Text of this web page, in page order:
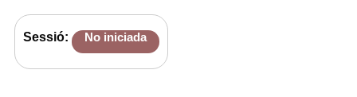
Sessió: No iniciada